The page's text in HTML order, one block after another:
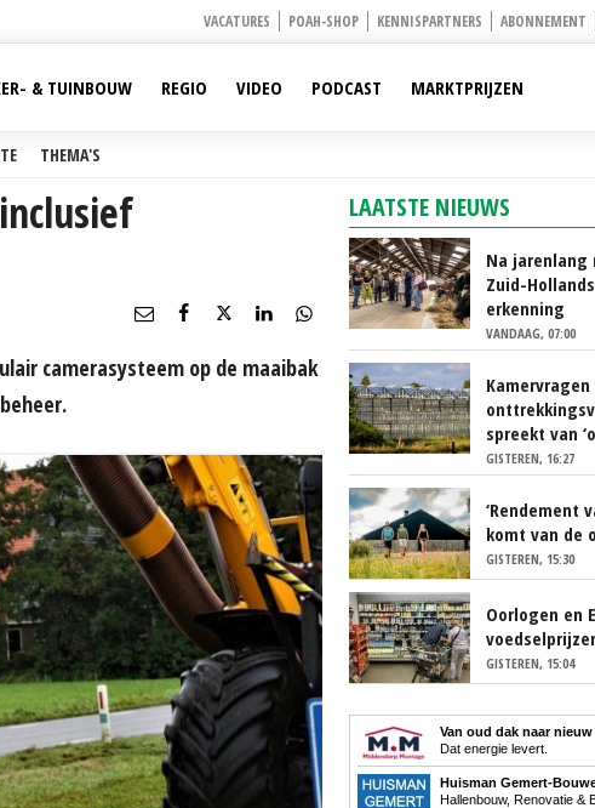
VACATURES POAH-SHOP KENNISPARTNERS ABONNEMENT
THEMA'S
& TUINBOUW REGIO VIDEO PODCAST MARKTPRIJZEN
camerasysteem op de maaibak
LAATSTE NIEUWS
Na
Zuid-
erkenning
VANDAAG, 07:00
spreekt van
GISTEREN, 16:27
‘Rendement
komt van de
GISTEREN, 15:30
Oorlogen en
GISTEREN, 15:04
Van oud dak naar nieuw
Dat energie levert.
Huisman Gemert-
Hallenbouw, Renovatie &